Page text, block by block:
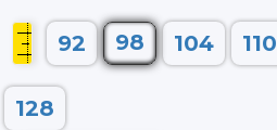
92 98 104 110
128